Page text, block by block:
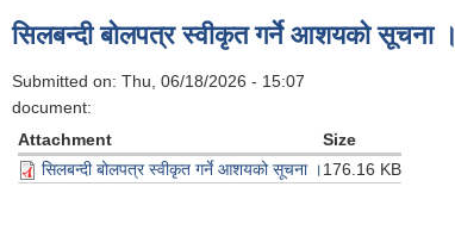
सिलबन्दी बोलपत्र स्वीकृत गर्ने आशयको सूचना ।
Submitted on: Thu, 06/18/2026 - 15:07
document:
Attachment
Size
सिलबन्दी बोलपत्र स्वीकृत गर्ने आशयको सूचना ।176.16 KB